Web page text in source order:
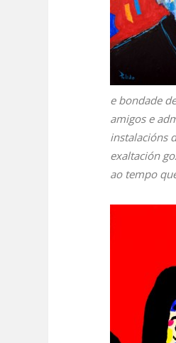
e bondade
amigos e
instalacións
exaltación
ao tempo